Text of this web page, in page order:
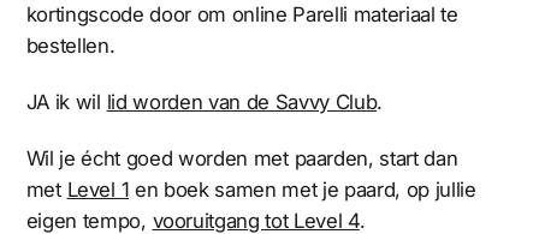
kortingscode door om online Parelli materiaal te
bestellen.
JA ik wil lid worden van de Savvy Club.
Wil je écht goed worden met paarden, start dan
met Level 1 en boek samen met je paard, op jullie
eigen tempo, vooruitgang tot Level 4.